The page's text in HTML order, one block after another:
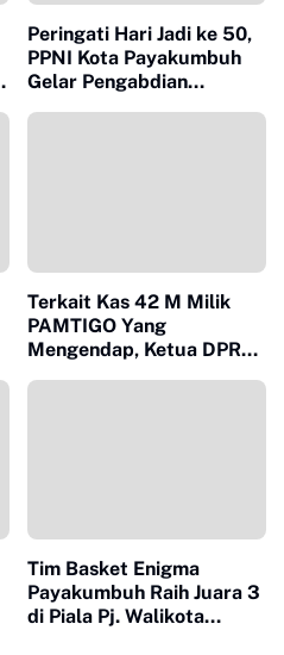
Peringati Hari Jadi ke 50,
PPNI Kota Payakumbuh
Gelar Pengabdian
Terkait Kas 42 M Milik
PAMTIGO Yang
Mengendap, Ketua DPRD
Tim Basket Enigma
Payakumbuh Raih Juara 3
di Piala Pj. Walikota